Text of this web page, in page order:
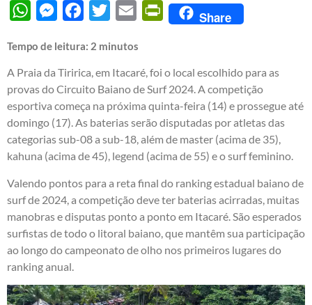
WhatsAppMessengerFacebook
Twitter Email PrintFriendly
Share
Tempo de leitura: 2 minutos
A Praia da Tiririca, em Itacaré, foi o local escolhido para as
provas do Circuito Baiano de Surf 2024. A competição
esportiva começa na próxima quinta-feira (14) e prossegue até
domingo (17). As baterias serão disputadas por atletas das
categorias sub-08 a sub-18, além de master (acima de 35),
kahuna (acima de 45), legend (acima de 55) e o surf feminino.
Valendo pontos para a reta final do ranking estadual baiano de
surf de 2024, a competição deve ter baterias acirradas, muitas
manobras e disputas ponto a ponto em Itacaré. São esperados
surfistas de todo o litoral baiano, que mantêm sua participação
ao longo do campeonato de olho nos primeiros lugares do
ranking anual.